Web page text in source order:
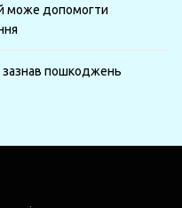
може допомогти
пошкоджень